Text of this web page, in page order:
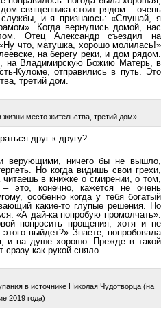
священника стоит рядом – очень
и я признаюсь: «Слушай, я
Когда вернулись домой, нас
Отец Александр съездил на
что, матушка, хорошо молилась!»
на берегу реки, и дом рядом.
на Владимирскую Божию Матерь, в
Куломе, отправились в путь. Это
третий дом.
место жительства, третий дом».
друг к другу?
ничего бы не вышло,
Но когда видишь свои грехи,
в книжке о смирении, о том,
это, конечно, кажется не очень
особенно когда у тебя богатый
какие-то глупые решения. Но
«А дай-ка попробую промолчать».
попросить прощения, хотя и не
выйдет?» Знаете, попробовала
и на душе хорошо. Прежде в такой
как рукой сняло.
в источнике Николая Чудотворца (на
2019 года)